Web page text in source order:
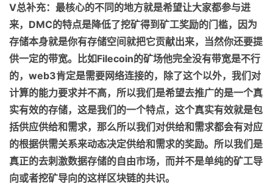
V总补充： 最核心的不同的地方就是希望让大家都参与进
来， DMC的特点是降低了挖矿得到矿工奖励的门槛，因为
存储本身就是你有存储空间就把它贡献出来，当然你还要提
供一定的带宽。比如Filecoin的矿场他完全没有带宽是不行
的， web3肯定是需要网络连接的，除了这个以外，我们对
计算的能力要求并不高，所以我们是希望去推广的是一个真
实有效的存储， 这是我们的一个特点， 这个真实有效就是包
括供应供给和需求，那么所以我们对供给和需求都会有对应
的根据供需关系来动态决定供给和需求的奖励。所以我们是
真正的去刺激数据存储的自由市场，而并不是单纯的矿工导
向或者挖矿导向的这样区块链的共识。